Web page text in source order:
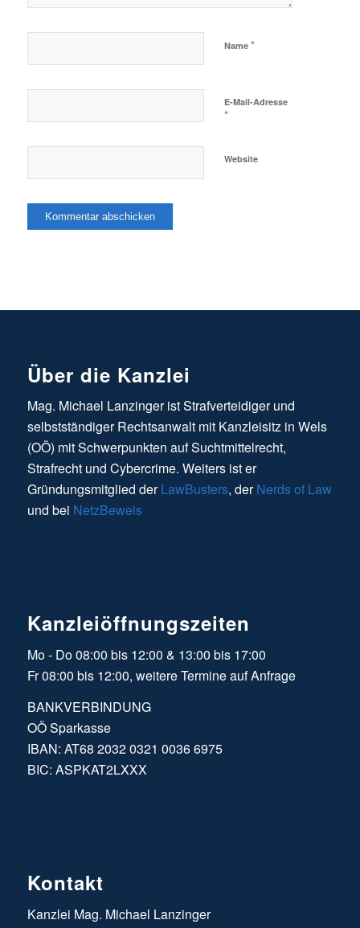
Name *
E-Mail-Adresse
*
Website
Über die Kanzlei
Mag. Michael Lanzinger ist Strafverteidiger und
selbstständiger Rechtsanwalt mit Kanzleisitz in Wels
(OÖ) mit Schwerpunkten auf Suchtmittelrecht,
Strafrecht und Cybercrime. Weiters ist er
Gründungsmitglied derLawBusters, derNerds of Law
und bei NetzBeweis
Kanzleiöffnungszeiten
Mo - Do 08:00 bis 12:00 & 13:00 bis 17:00
Fr 08:00 bis 12:00, weitere Termine auf Anfrage
BANKVERBINDUNG
OÖ Sparkasse
IBAN: AT68 2032 0321 0036 6975
BIC: ASPKAT2LXXX
Kontakt
Kanzlei Mag. Michael Lanzinger